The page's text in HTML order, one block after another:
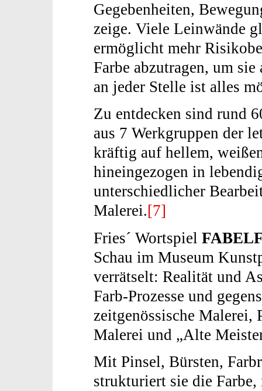
Gegebenheiten,
zeige. Viele Leinwände
ermöglicht mehr
Farbe abzutragen, um
an jeder Stelle ist alles
Zu entdecken sind rund
aus 7 Werkgruppen der
kräftig auf hellem,
hineingezogen in
unterschiedlicher
Malerei.[7]
Fries´ Wortspiel
Schau im Museum
verrätselt: Realität und
Farb-Prozesse und
zeitgenössische
Malerei und „Alte
Mit Pinsel, Bürsten,
strukturiert sie die